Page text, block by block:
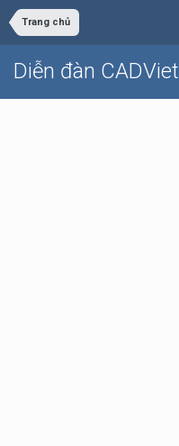
Trang chủ
Diễn đàn CADViet